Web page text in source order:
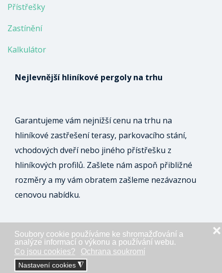
Soubory cookie používáme ke shromažďování a
analýze informací o výkonu a používání webu.
Co jsou cookies?
Ochrana soukromí
Nastavení cookies ◮
❌
Přístřešky
Zastínění
Kalkulátor
Nejlevnější hliníkové pergoly na trhu
Garantujeme vám nejnižší cenu na trhu na
hliníkové zastřešení terasy, parkovacího stání,
vchodových dveří nebo jiného přístřešku z
hliníkových profilů. Zašlete nám aspoň přibližné
rozměry a my vám obratem zašleme nezávaznou
cenovou nabídku.
ODESLAT NEZÁVAZNOU POPTÁVKU